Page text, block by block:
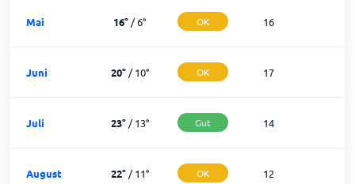
Mai 16° /6° OK 16
Juni 20°/10° OK 17
Juli 23°/13° Gut 14
August 22°/11° OK 12